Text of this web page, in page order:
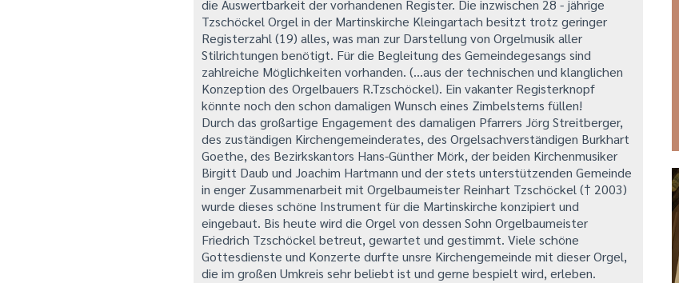
die Auswertbarkeit der vorhandenen Register. Die inzwischen 28 - jährige
Tzschöckel Orgel in der Martinskirche Kleingartach besitzt trotz geringer
Registerzahl (19) alles, was man zur Darstellung von Orgelmusik aller
Stilrichtungen benötigt. Für die Begleitung des Gemeindegesangs sind
zahlreiche Möglichkeiten vorhanden. (...aus der technischen und klanglichen
Konzeption des Orgelbauers R.Tzschöckel). Ein vakanter Registerknopf
könnte noch den schon damaligen Wunsch eines Zimbelsterns füllen!
Durch das großartige Engagement des damaligen Pfarrers Jörg Streitberger,
des zuständigen Kirchengemeinderates, des Orgelsachverständigen Burkhart
Goethe, des Bezirkskantors Hans-Günther Mörk, der beiden Kirchenmusiker
Birgitt Daub und Joachim Hartmann und der stets unterstützenden Gemeinde
in enger Zusammenarbeit mit Orgelbaumeister Reinhart Tzschöckel († 2003)
wurde dieses schöne Instrument für die Martinskirche konzipiert und
eingebaut. Bis heute wird die Orgel von dessen Sohn Orgelbaumeister
Friedrich Tzschöckel betreut, gewartet und gestimmt. Viele schöne
Gottesdienste und Konzerte durfte unsre Kirchengemeinde mit dieser Orgel,
die im großen Umkreis sehr beliebt ist und gerne bespielt wird, erleben.